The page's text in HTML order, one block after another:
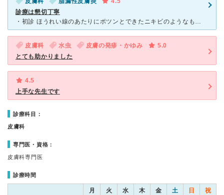
診療は懇切丁寧
・初診 ほうれい線のあたりにポツンとできたニキビのようなものがかゆく、1年位続いたため初診しました。 院内は広く片付いていて解放感があり、良い第一印象でした。 他にも何点か診ていただ
皮膚科 水虫 皮膚の発疹・かゆみ
5.0
とても助かりました
4.5
上手な先生です
診療科目：
皮膚科
専門医・資格：
皮膚科専門医
診療時間
月 火 水 木 金 土 日 祝